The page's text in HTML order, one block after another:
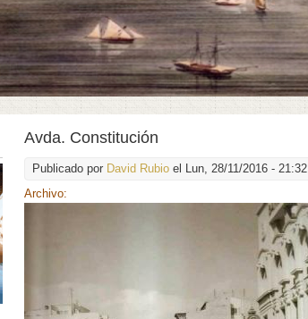
Avda. Constitución
Publicado por David Rubio el Lun, 28/11/2016 - 21:32
Archivo: